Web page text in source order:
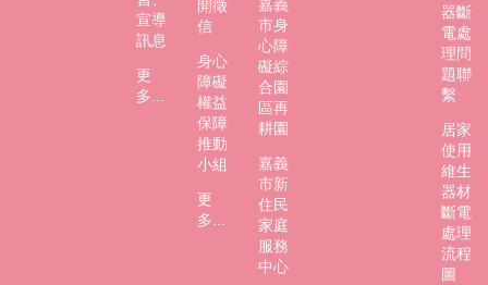
宣導
訊息
更
多...
開徵
信
身心
障礙
權益
保障
推動
小組
更
多...
嘉義
市身
心障
礙綜
合園
區再
耕園
嘉義
市新
住民
家庭
服務
中心
器斷
電處
理問
題聯
繫
居家
使用
維生
器材
斷電
處理
流程
圖